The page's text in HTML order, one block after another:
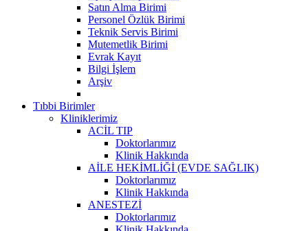
Satın Alma Birimi
Personel Özlük Birimi
Teknik Servis Birimi
Mutemetlik Birimi
Evrak Kayıt
Bilgi İşlem
Arşiv
Tıbbi Birimler
Kliniklerimiz
ACİL TIP
Doktorlarımız
Klinik Hakkında
AİLE HEKİMLİĞİ (EVDE SAĞLIK)
Doktorlarımız
Klinik Hakkında
ANESTEZİ
Doktorlarımız